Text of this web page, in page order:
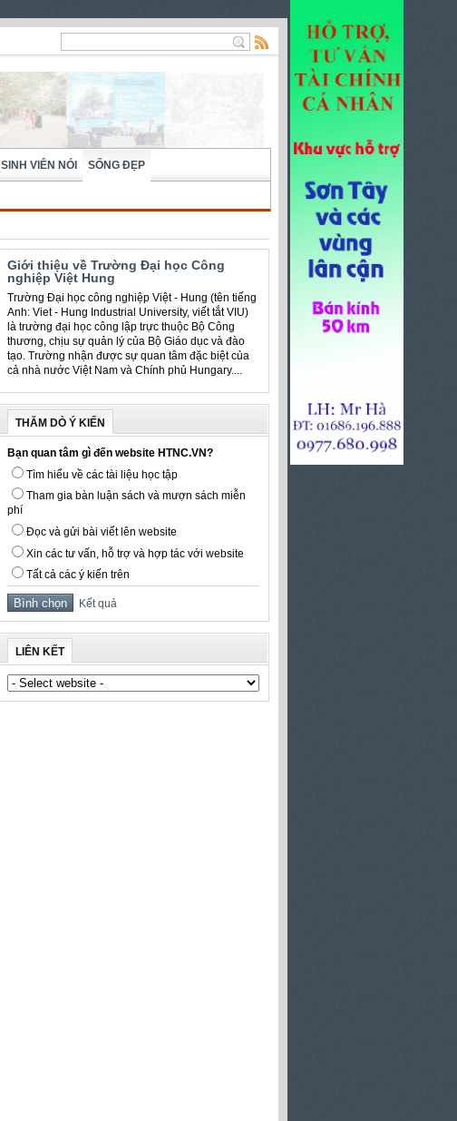
SINH VIÊN NÓI SỐNG ĐẸP
Giới thiệu về Trường Đại học Công
nghiệp Việt Hung
Trường Đại học công nghiệp Việt - Hung (tên tiếng
Anh: Viet - Hung Industrial University, viết tắt VIU)
là trường đại học công lập trực thuộc Bộ Công
thương, chịu sự quản lý của Bộ Giáo dục và đào
tạo. Trường nhận được sự quan tâm đặc biệt của
cả nhà nước Việt Nam và Chính phủ Hungary....
THĂM DÒ Ý KIẾN
Bạn quan tâm gì đến website HTNC.VN?
Tìm hiểu về các tài liệu học tập
Tham gia bàn luận sách và mượn sách miễn
phí
Đọc và gửi bài viết lên website
Xin các tư vấn, hỗ trợ và hợp tác với website
Tất cả các ý kiến trên
Kết quả
LIÊN KẾT